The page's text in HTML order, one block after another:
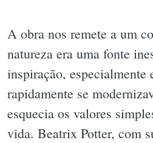
A obra nos remete a um
natureza era uma fonte
inspiração, especialmente
rapidamente se
esquecia os valores
vida. Beatrix Potter, com